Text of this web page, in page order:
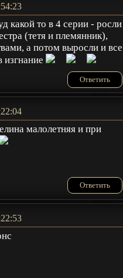
какой то в 4 серии - росли
(тетя и племянник),
а потом выросли и все
изгнание
Ответить
малолетняя и при
Ответить